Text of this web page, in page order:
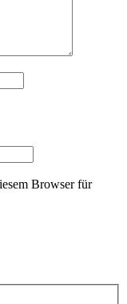
Browser für